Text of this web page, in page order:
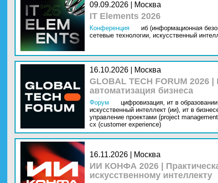
09.09.2026 | Москва
IT Elements 2026
Конференция
иб (информационная
сетевые технологии, искусственный
16.10.2026 | Москва
GLOBAL TECH FORUM
автоматизация бизнеса
Форум цифровизация, ит в
искусственный интеллект (ии), ит в
управление проектами (project
cx (customer experience)
16.11.2026 | Москва
ИИ КОНФА 2026 |
искусственному интеллекту